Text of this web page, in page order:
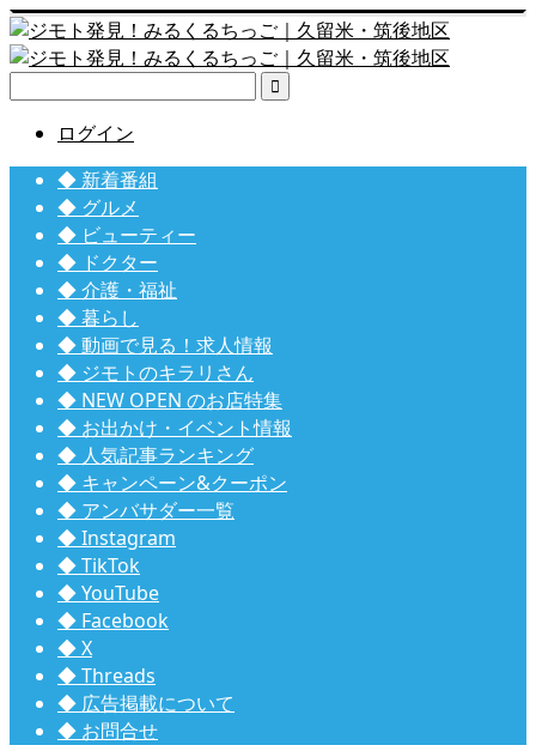

ログイン
◆ 新着番組
◆ グルメ
◆ ビューティー
◆ ドクター
◆ 介護・福祉
◆ 暮らし
◆ 動画で見る！求人情報
◆ ジモトのキラリさん
◆ NEW OPEN のお店特集
◆ お出かけ・イベント情報
◆ 人気記事ランキング
◆ キャンペーン&クーポン
◆ アンバサダー一覧
◆ Instagram
◆ TikTok
◆ YouTube
◆ Facebook
◆ X
◆ Threads
◆ 広告掲載について
◆ お問合せ